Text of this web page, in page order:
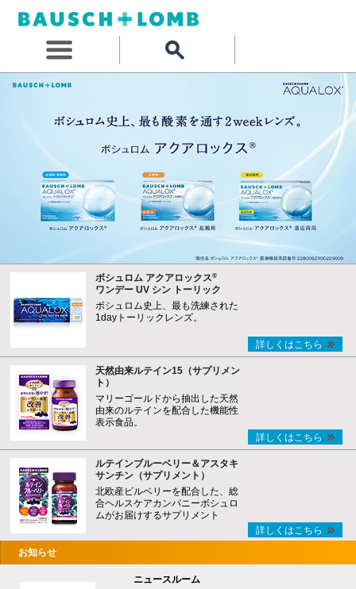
ボシュロム アクアロックス®
ワンデー UV シン トーリック
ボシュロム史上、最も洗練された
1dayトーリックレンズ。
詳しくはこちら
天然由来ルテイン15（サプリメン
ト）
マリーゴールドから抽出した天然
由来のルテインを配合した機能性
表示食品。
詳しくはこちら
ルテインブルーベリー＆アスタキ
サンチン（サプリメント）
北欧産ビルベリーを配合した、総
合ヘルスケアカンパニーボシュロ
ムがお届けするサプリメント
詳しくはこちら
お知らせ
ニュースルーム